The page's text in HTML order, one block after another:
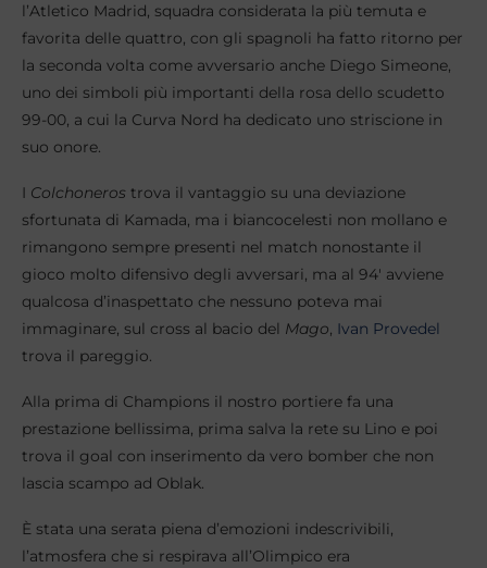
l’Atletico Madrid, squadra considerata la più temuta e
favorita delle quattro, con gli spagnoli ha fatto ritorno per
la seconda volta come avversario anche Diego Simeone,
uno dei simboli più importanti della rosa dello scudetto
99-00, a cui la Curva Nord ha dedicato uno striscione in
suo onore.
I Colchoneros trova il vantaggio su una deviazione
sfortunata di Kamada, ma i biancocelesti non mollano e
rimangono sempre presenti nel match nonostante il
gioco molto difensivo degli avversari, ma al 94′ avviene
qualcosa d’inaspettato che nessuno poteva mai
immaginare, sul cross al bacio del Mago, Ivan Provedel
trova il pareggio.
Alla prima di Champions il nostro portiere fa una
prestazione bellissima, prima salva la rete su Lino e poi
trova il goal con inserimento da vero bomber che non
lascia scampo ad Oblak.
È stata una serata piena d’emozioni indescrivibili,
l’atmosfera che si respirava all’Olimpico era